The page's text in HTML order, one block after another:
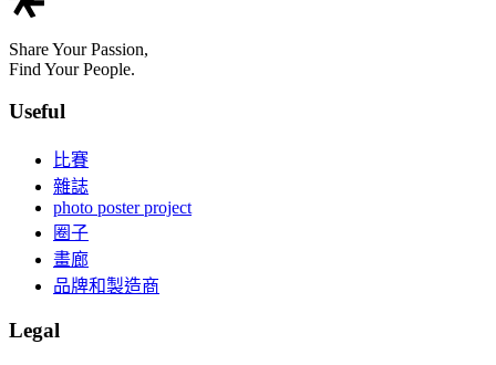
Share Your Passion,
Find Your People.
Useful
比賽
雜誌
photo poster project
圈子
畫廊
品牌和製造商
Legal